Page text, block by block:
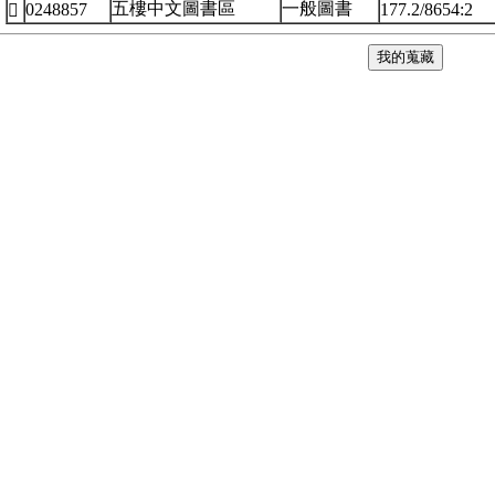
 0248857 五樓中文圖書區 一般圖書 177.2/8654:2